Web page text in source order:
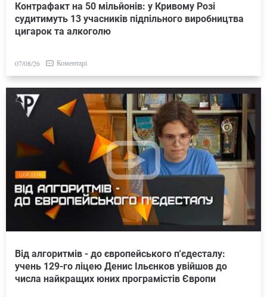
Контрафакт на 50 мільйонів: у Кривому Розі
судитимуть 13 учасників підпільного виробництва
цигарок та алкоголю
07/08/26 Коментарі
Від алгоритмів - до європейського п'єдесталу:
учень 129-го ліцею Денис Ільєнков увійшов до
числа найкращих юних програмістів Європи